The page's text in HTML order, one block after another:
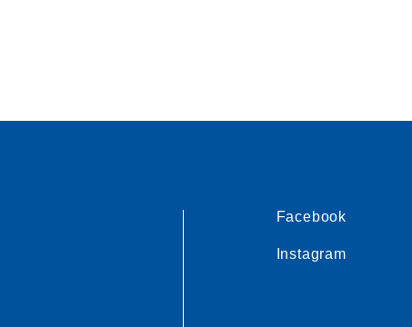
Facebook
Instagram